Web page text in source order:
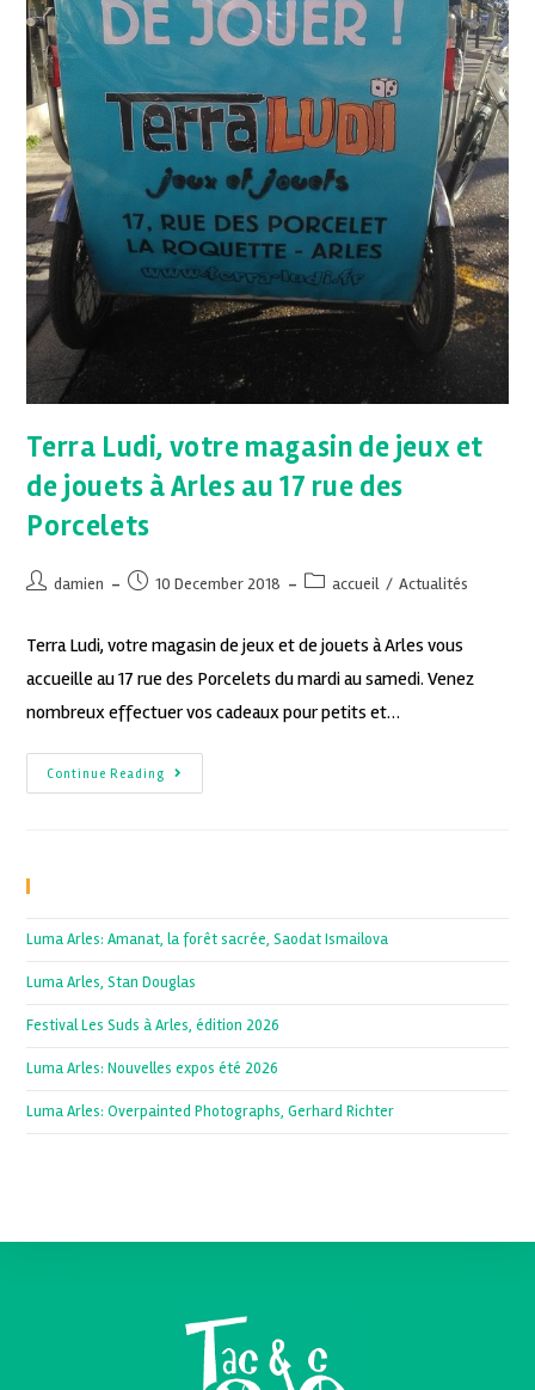
Terra Ludi, votre magasin de jeux et
de jouets à Arles au 17 rue des
Porcelets
damien 10 December 2018 accueil / Actualités
Terra Ludi, votre magasin de jeux et de jouets à Arles vous
accueille au 17 rue des Porcelets du mardi au samedi. Venez
nombreux effectuer vos cadeaux pour petits et…
Continue Reading
Luma Arles: Amanat, la forêt sacrée, Saodat Ismailova
Luma Arles, Stan Douglas
Festival Les Suds à Arles, édition 2026
Luma Arles: Nouvelles expos été 2026
Luma Arles: Overpainted Photographs, Gerhard Richter